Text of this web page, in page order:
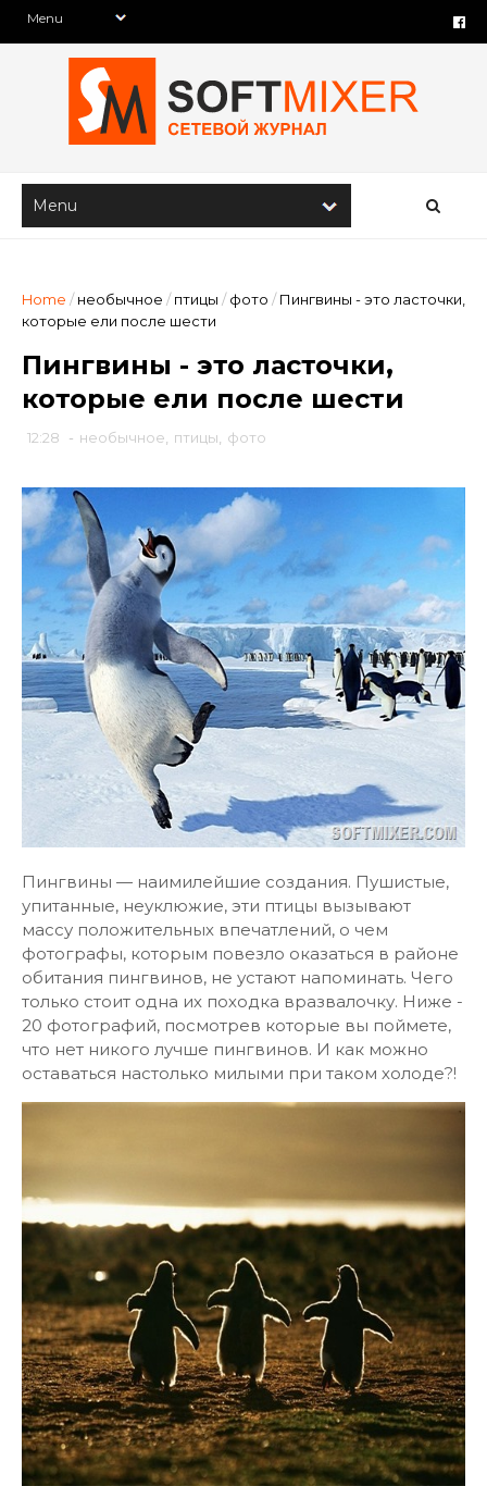
Home / необычное / птицы / фото / Пингвины - это ласточки,
которые ели после шести
Пингвины - это ласточки,
которые ели после шести
12:28 - необычное птицы фото
Пингвины — наимилейшие создания. Пушистые,
упитанные, неуклюжие, эти птицы вызывают
массу положительных впечатлений, о чем
фотографы, которым повезло оказаться в районе
обитания пингвинов, не устают напоминать. Чего
только стоит одна их походка вразвалочку. Ниже -
20 фотографий, посмотрев которые вы поймете,
что нет никого лучше пингвинов. И как можно
оставаться настолько милыми при таком холоде?!